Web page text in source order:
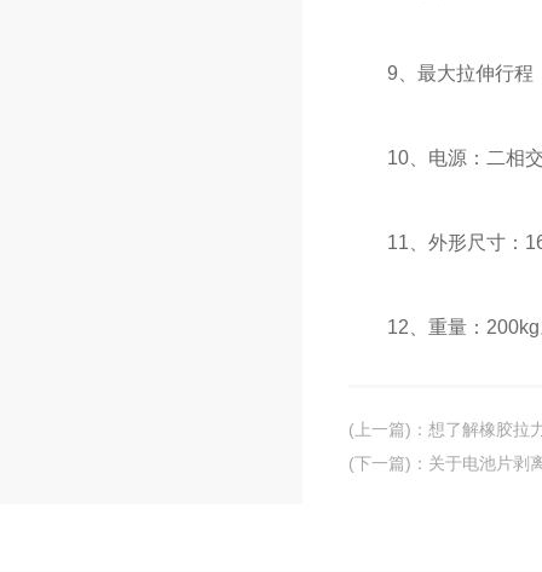
9、最大拉伸行程
10、电源：二相交
11、外形尺寸：
12、重量：200kg
(上一篇) ： 想了解橡胶拉
(下一篇) ： 关于电池片剥